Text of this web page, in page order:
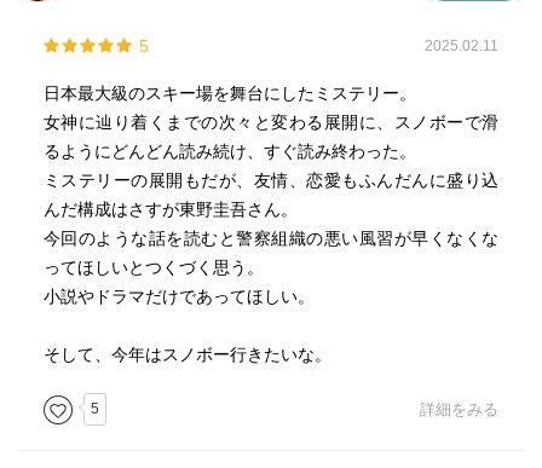
5 2025.02.11
日本最大級のスキー場を舞台にしたミステリー。
女神に辿り着くまでの次々と変わる展開に、スノボーで滑
るようにどんどん読み続け、すぐ読み終わった。
ミステリーの展開もだが、友情、恋愛もふんだんに盛り込
んだ構成はさすが東野圭吾さん。
今回のような話を読むと警察組織の悪い風習が早くなくな
ってほしいとつくづく思う。
小説やドラマだけであってほしい。
そして、今年はスノボー行きたいな。
5 詳細をみる